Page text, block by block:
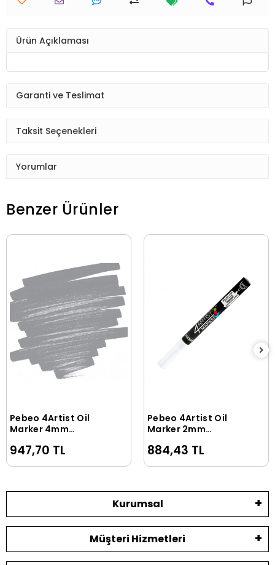
Ürün Açıklaması
Garanti ve Teslimat
Taksit Seçenekleri
Yorumlar
Benzer Ürünler
Sepete Ekle
Pebeo 4Artist Oil
Marker 4mm
947,70 TL
Sepete Ekle
Pebeo 4Artist Oil
Marker 2mm
884,43 TL
Kurumsal
Müşteri Hizmetleri